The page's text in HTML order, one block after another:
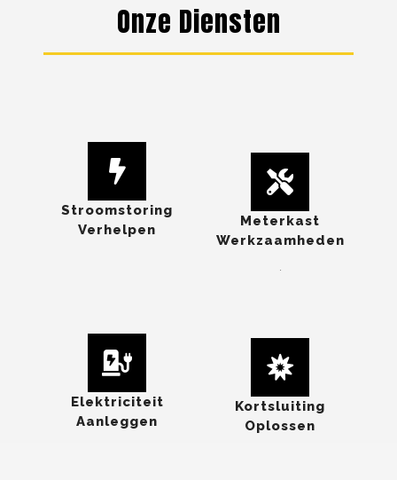
Onze Diensten
Stroomstoring
Verhelpen
Meterkast
Werkzaamheden
Elektriciteit
Aanleggen
Kortsluiting
Oplossen